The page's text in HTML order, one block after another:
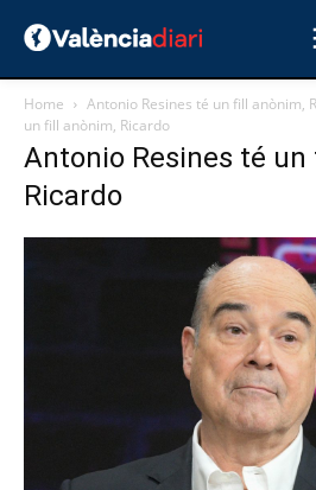
Home Antonio Resines té un fill anònim,
un fill anònim, Ricardo
Antonio Resines té un
Ricardo